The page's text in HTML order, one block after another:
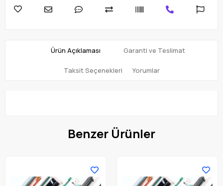
Ürün Açıklaması Garanti ve Teslimat
Taksit Seçenekleri Yorumlar
Benzer Ürünler